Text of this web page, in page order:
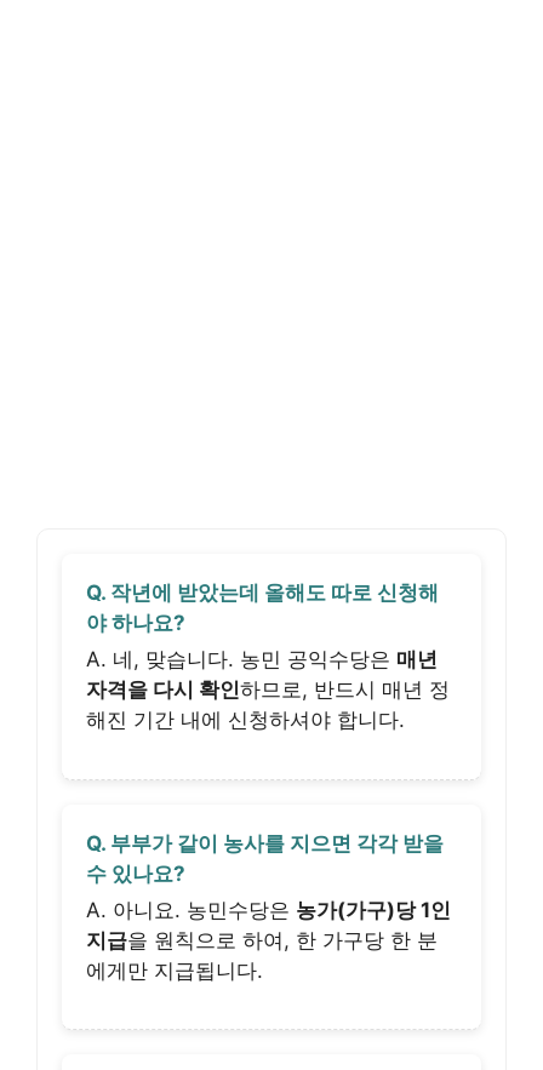
Q. 작년에 받았는데 올해도 따로 신청해
야 하나요?
A. 네, 맞습니다. 농민 공익수당은 매년
자격을 다시 확인하므로, 반드시 매년 정
해진 기간 내에 신청하셔야 합니다.
Q. 부부가 같이 농사를 지으면 각각 받을
수 있나요?
A. 아니요. 농민수당은 농가(가구)당 1인
지급을 원칙으로 하여, 한 가구당 한 분
에게만 지급됩니다.